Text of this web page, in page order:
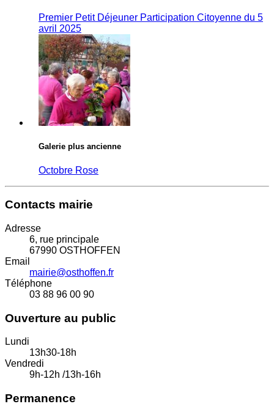
Premier Petit Déjeuner Participation Citoyenne du 5
avril 2025
Galerie plus ancienne
Octobre Rose
Contacts mairie
Adresse
6, rue principale
67990 OSTHOFFEN
Email
mairie@osthoffen.fr
Téléphone
03 88 96 00 90
Ouverture au public
Lundi
13h30-18h
Vendredi
9h-12h /13h-16h
Permanence